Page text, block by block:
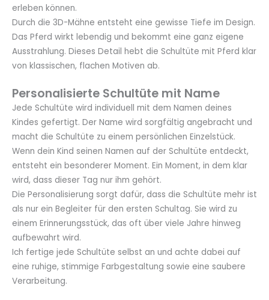
erleben können.
Durch die 3D-Mähne entsteht eine gewisse Tiefe im Design.
Das Pferd wirkt lebendig und bekommt eine ganz eigene
Ausstrahlung. Dieses Detail hebt die Schultüte mit Pferd klar
von klassischen, flachen Motiven ab.
Personalisierte Schultüte mit Name
Jede Schultüte wird individuell mit dem Namen deines
Kindes gefertigt. Der Name wird sorgfältig angebracht und
macht die Schultüte zu einem persönlichen Einzelstück.
Wenn dein Kind seinen Namen auf der Schultüte entdeckt,
entsteht ein besonderer Moment. Ein Moment, in dem klar
wird, dass dieser Tag nur ihm gehört.
Die Personalisierung sorgt dafür, dass die Schultüte mehr ist
als nur ein Begleiter für den ersten Schultag. Sie wird zu
einem Erinnerungsstück, das oft über viele Jahre hinweg
aufbewahrt wird.
Ich fertige jede Schultüte selbst an und achte dabei auf
eine ruhige, stimmige Farbgestaltung sowie eine saubere
Verarbeitung.